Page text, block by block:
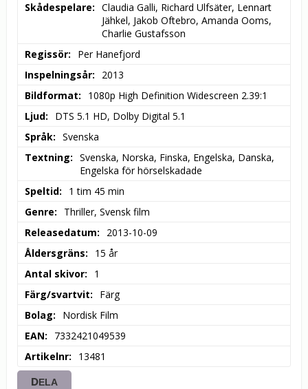
Skådespelare
Claudia Galli, Richard Ulfsäter, Lennart
Jähkel, Jakob Oftebro, Amanda Ooms,
Charlie Gustafsson
Regissör
Per Hanefjord
Inspelningsår
2013
Bildformat
1080p High Definition Widescreen 2.39:1
Ljud
DTS 5.1 HD, Dolby Digital 5.1
Språk
Svenska
Textning
Svenska, Norska, Finska, Engelska, Danska,
Engelska för hörselskadade
Speltid
1 tim 45 min
Genre
Thriller, Svensk film
Releasedatum
2013-10-09
Åldersgräns
15 år
Antal skivor
1
Färg/svartvit
Färg
Bolag
Nordisk Film
EAN
7332421049539
Artikelnr
13481
DELA